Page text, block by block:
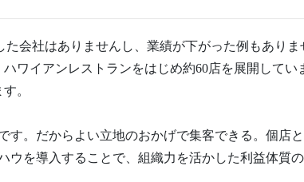
会社はありませんし、業績が下がった例もありま
ワイアンレストランをはじめ約60店を展開してい
。
。だからよい立地のおかげで集客できる。個店と
ウを導入することで、組織力を活かした利益体質の